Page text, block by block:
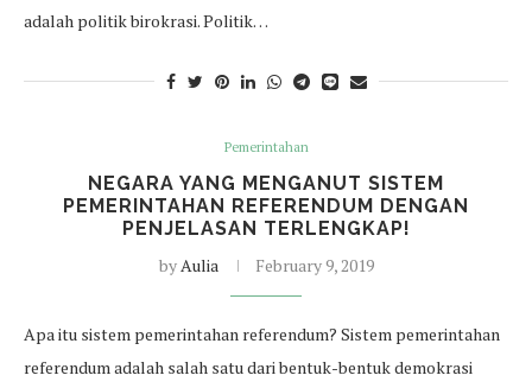
adalah politik birokrasi. Politik…
Pemerintahan
NEGARA YANG MENGANUT SISTEM
PEMERINTAHAN REFERENDUM DENGAN
PENJELASAN TERLENGKAP!
byAulia February 9, 2019
Apa itu sistem pemerintahan referendum? Sistem pemerintahan
referendum adalah salah satu dari bentuk-bentuk demokrasi